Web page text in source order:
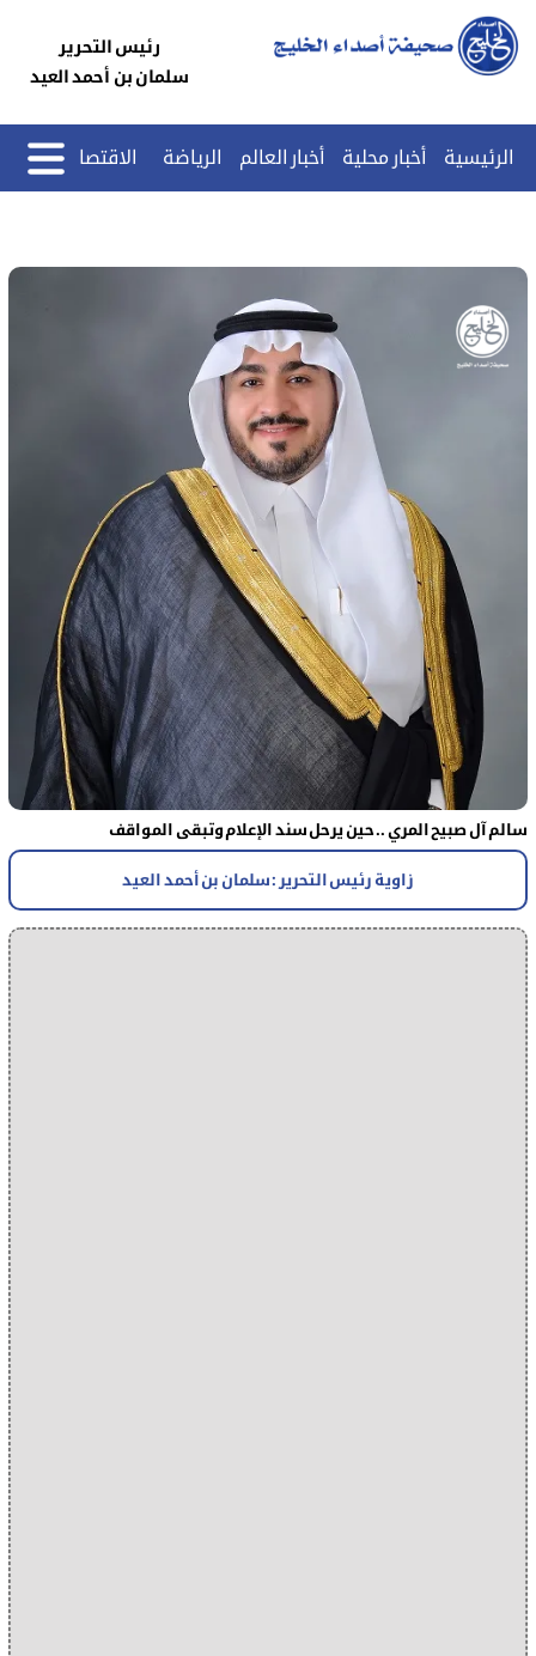
رئيس التحرير
سلمان بن أحمد العيد
الرئيسية أخبار محلية أخبار العالم الرياضة الاقتصاد
سالم آل صبيح المري .. حين يرحل سند الإعلام وتبقى المواقف
زاوية رئيس التحرير : سلمان بن أحمد العيد